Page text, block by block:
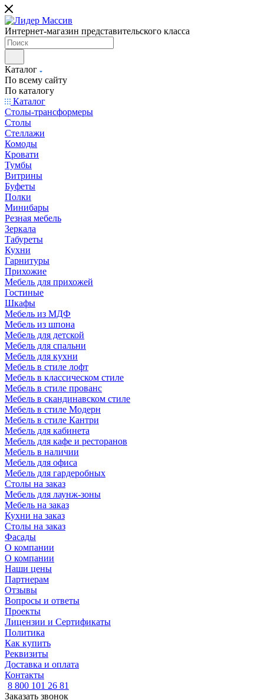
Интернет-магазин представительского класса
Каталог
По всему сайту
По каталогу
Каталог
Столы-трансформеры
Столы
Стеллажи
Комоды
Кровати
Тумбы
Витрины
Буфеты
Полки
Минибары
Резная мебель
Зеркала
Табуреты
Кухни
Гарнитуры
Прихожие
Мебель для прихожей
Гостиные
Шкафы
Мебель из МДФ
Мебель из шпона
Мебель для детской
Мебель для спальни
Мебель для кухни
Мебель в стиле лофт
Мебель в классическом стиле
Мебель в стиле прованс
Мебель в скандинавском стиле
Мебель в стиле Модерн
Мебель в стиле Кантри
Мебель для кабинета
Мебель для кафе и ресторанов
Мебель в наличии
Мебель для офиса
Мебель для гардеробных
Столы на заказ
Мебель для лаунж-зоны
Мебель на заказ
Кухни на заказ
Столы на заказ
Фасады
О компании
О компании
Наши цены
Партнерам
Отзывы
Вопросы и ответы
Проекты
Лицензии и Сертификаты
Политика
Как купить
Реквизиты
Доставка и оплата
Контакты
8 800 101 26 81
Заказать звонок